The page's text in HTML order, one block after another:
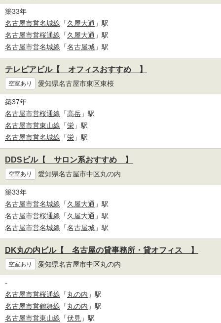
築33年
名古屋市営名城線 「久屋大通 」駅
名古屋市営桜通線 「久屋大通 」駅
名古屋市営名城線 「名古屋城 」駅
テレピアビル【 オフィスおすすめ 】
空室あり 愛知県名古屋市東区東桜
築37年
名古屋市営桜通線 「高岳 」駅
名古屋市営東山線 「栄 」駅
名古屋市営名城線 「栄 」駅
DDSビル【 サロン系おすすめ 】
空室あり 愛知県名古屋市中区丸の内
築33年
名古屋市営名城線 「久屋大通 」駅
名古屋市営桜通線 「久屋大通 」駅
名古屋市営名城線 「名古屋城 」駅
DK丸の内ビル【 名古屋の貸事務所・貸オフィス 】
空室あり 愛知県名古屋市中区丸の内
-
名古屋市営桜通線 「丸の内 」駅
名古屋市営鶴舞線 「丸の内 」駅
名古屋市営東山線 「伏見 」駅